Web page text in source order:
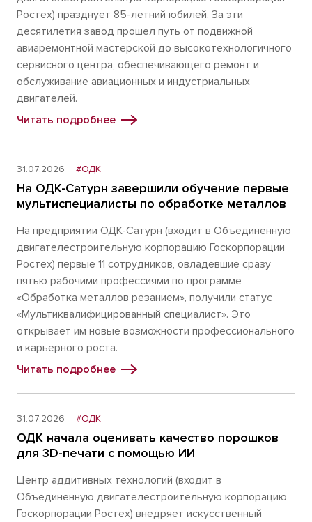
Ростех) празднует 85-летний юбилей. За эти
десятилетия завод прошел путь от подвижной
авиаремонтной мастерской до высокотехнологичного
сервисного центра, обеспечивающего ремонт и
обслуживание авиационных и индустриальных
двигателей.
Читать подробнее
31.07.2026 #ОДК
На ОДК-Сатурн завершили обучение первые
мультиспециалисты по обработке металлов
На предприятии ОДК-Сатурн (входит в Объединенную
двигателестроительную корпорацию Госкорпорации
Ростех) первые 11 сотрудников, овладевшие сразу
пятью рабочими профессиями по программе
«Обработка металлов резанием», получили статус
«Мультиквалифицированный специалист». Это
открывает им новые возможности профессионального
и карьерного роста.
Читать подробнее
31.07.2026 #ОДК
ОДК начала оценивать качество порошков
для 3D-печати с помощью ИИ
Центр аддитивных технологий (входит в
Объединенную двигателестроительную корпорацию
Госкорпорации Ростех) внедряет искусственный